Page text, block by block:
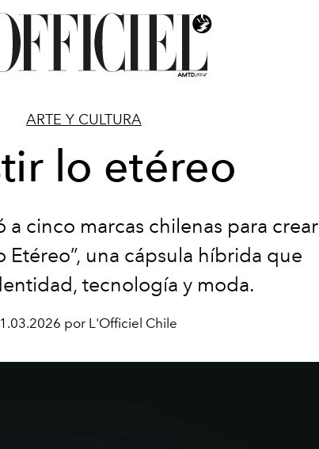
ARTE Y CULTURA
lo etéreo
a cinco marcas chilenas para crear
Etéreo”, una cápsula híbrida que
tecnología y moda.
por L'Officiel Chile